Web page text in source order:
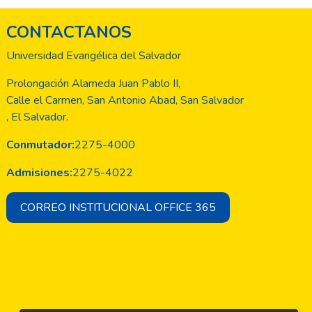
CONTACTANOS
Universidad Evangélica del Salvador
Prolongación Alameda Juan Pablo II,
Calle el Carmen, San Antonio Abad, San Salvador
, El Salvador.
Conmutador:2275-4000
Admisiones:2275-4022
CORREO INSTITUCIONAL OFFICE 365